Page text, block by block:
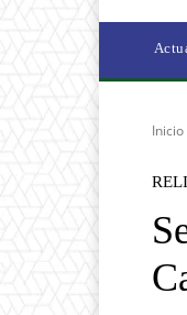
Inicio